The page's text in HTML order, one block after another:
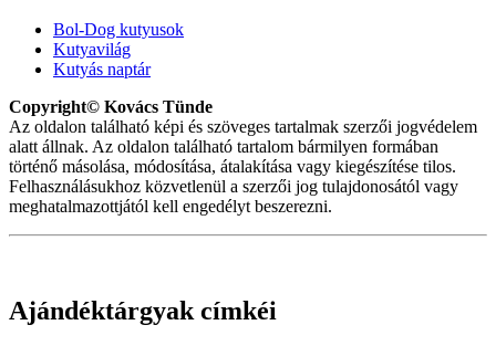
Bol-Dog kutyusok
Kutyavilág
Kutyás naptár
Copyright© Kovács Tünde
Az oldalon található képi és szöveges tartalmak szerzői jogvédelem
alatt állnak. Az oldalon található tartalom bármilyen formában
történő másolása, módosítása, átalakítása vagy kiegészítése tilos.
Felhasználásukhoz közvetlenül a szerzői jog tulajdonosától vagy
meghatalmazottjától kell engedélyt beszerezni.
Ajándéktárgyak címkéi